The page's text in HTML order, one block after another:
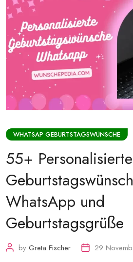
WHATSAP GEBURTSTAGSWÜNSCHE
55+ Personalisierte
WhatsApp und
Geburtstagsgrüße
by Greta Fischer 29